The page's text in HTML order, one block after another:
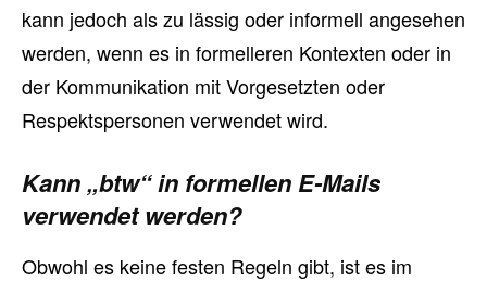
kann jedoch als zu lässig oder informell angesehen
werden, wenn es in formelleren Kontexten oder in
der Kommunikation mit Vorgesetzten oder
Respektspersonen verwendet wird.
Kann „btw“ in formellen E-Mails
verwendet werden?
Obwohl es keine festen Regeln gibt, ist es im